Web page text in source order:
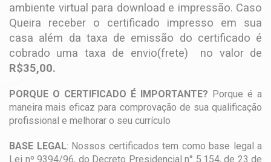
ambiente virtual para download e impressão. Caso
Queira receber o certificado impresso em sua
casa além da taxa de emissão do certificado é
cobrado uma taxa de envio(frete) no valor de
R$35,00.
PORQUE O CERTIFICADO É IMPORTANTE? Porque é a
maneira mais eficaz para comprovação de sua qualificação
profissional e melhorar o seu currículo
BASE LEGAL: Nossos certificados tem como base legal a
Lei nº 9394/96, do Decreto Presidencial n° 5.154, de 23 de